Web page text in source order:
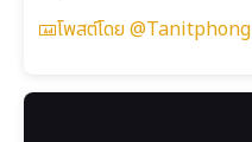
โพสต์โดย @Tanitphong